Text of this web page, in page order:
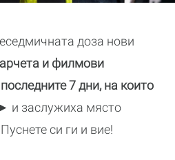
доза нови
и филмови
7 дни, на които
и заслужиха място
си ги и вие!